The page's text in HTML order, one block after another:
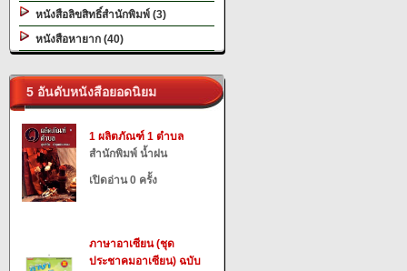
หนังสือลิขสิทธิ์สำนักพิมพ์ (3)
หนังสือหายาก (40)
5 อันดับหนังสือยอดนิยม
1 ผลิตภัณฑ์ 1 ตำบล
สำนักพิมพ์ น้ำฝน
เปิดอ่าน 0 ครั้ง
ภาษาอาเซียน (ชุด
ประชาคมอาเซียน) ฉบับ